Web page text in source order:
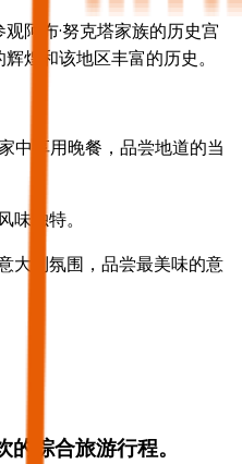
阿布·努克塔家族的历史宫
煌和该地区丰富的历史。
中享用晚餐，品尝地道的当
独特。
大利氛围，品尝最美味的意
综合旅游行程。